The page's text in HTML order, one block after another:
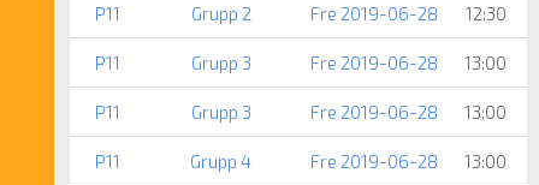
P11 Grupp 2 Fre 2019-06-28 12:30
P11 Grupp 3 Fre 2019-06-28 13:00
P11 Grupp 3 Fre 2019-06-28 13:00
P11 Grupp 4 Fre 2019-06-28 13:00